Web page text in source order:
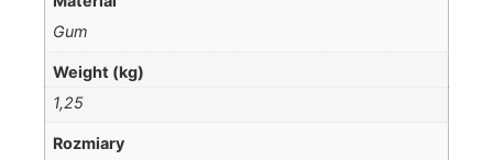
Gum
Weight (kg)
1,25
Rozmiary